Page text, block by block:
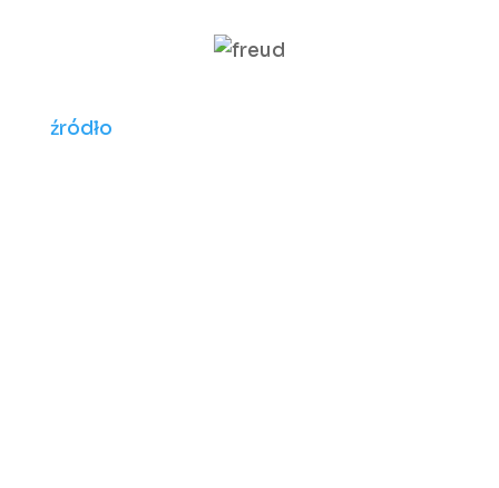
źródło